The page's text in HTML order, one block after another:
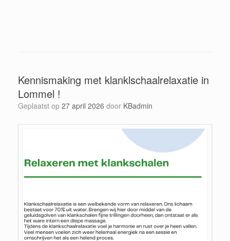
Kennismaking met klanklschaalrelaxatie in
Lommel !
Geplaatst op 27 april 2026 door KBadmin